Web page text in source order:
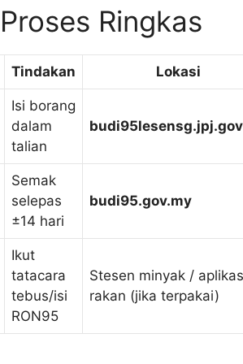
Ringkas
Tindakan Lokasi
Isi borang
dalam
talian
Semak
selepas
±14 hari
budi95.gov.my
Ikut
tatacara
tebus/isi
RON95
Stesen minyak /
rakan (jika terpakai)